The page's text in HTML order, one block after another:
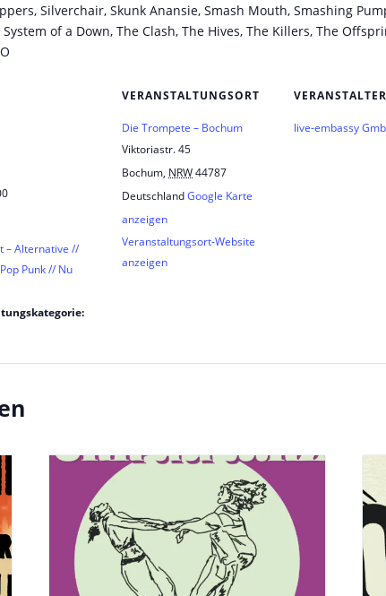
Silverchair, Skunk Anansie, Smash Mouth, Smashing
of a Down, The Clash, The Hives, The Killers, The
– Alternative //
Punk // Nu
VERANSTALTUNGSORT
Die Trompete – Bochum
Viktoriastr. 45
Bochum, NRW44787
DeutschlandGoogle Karte
anzeigen
Veranstaltungsort-Website
anzeigen
VERANSTALTER
live-embassy